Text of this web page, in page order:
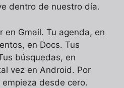
dentro de nuestro día.
en Gmail. Tu agenda, en
en Docs. Tus
búsquedas, en
vez en Android. Por
empieza desde cero.